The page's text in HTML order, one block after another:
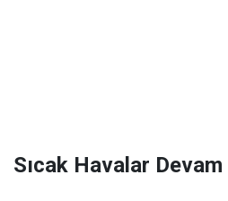
Sıcak Havalar